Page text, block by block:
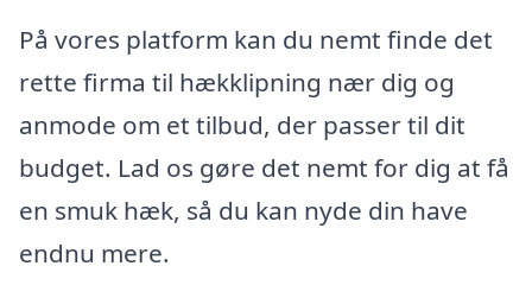
På vores platform kan du nemt finde det
rette firma til hækklipning nær dig og
anmode om et tilbud, der passer til dit
budget. Lad os gøre det nemt for dig at få
en smuk hæk, så du kan nyde din have
endnu mere.